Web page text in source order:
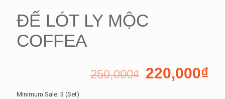
ĐẾ LÓT LY MỘC
COFFEA
250,000₫ 220,000₫
Minimum Sale: 3 (Set)